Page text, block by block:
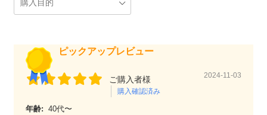
ピックアップレビュー
ご購入者様
購入確認済み
2024-11-03
年齢: 40代〜